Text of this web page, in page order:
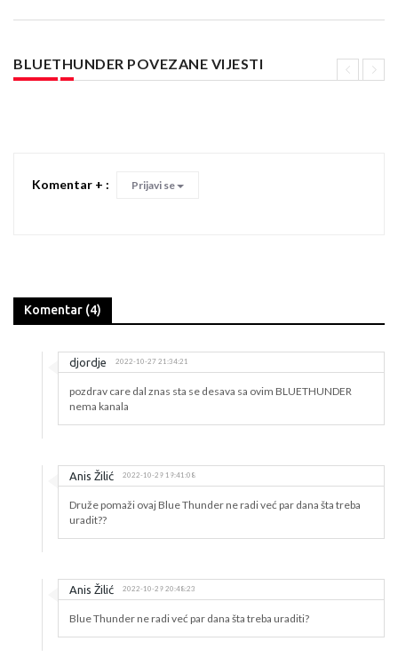
BLUETHUNDER POVEZANE VIJESTI
Komentar + : Prijavi se
Komentar (4)
djordje 2022-10-27 21:34:21
pozdrav care dal znas sta se desava sa ovim BLUETHUNDER
nema kanala
Anis Žilić 2022-10-29 19:41:08
Druže pomaži ovaj Blue Thunder ne radi već par dana šta treba
uradit??
Anis Žilić 2022-10-29 20:48:23
Blue Thunder ne radi već par dana šta treba uraditi?